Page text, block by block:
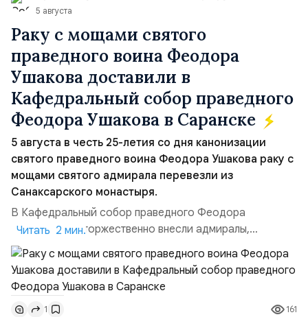
5 августа
Раку с мощами святого
праведного воина Феодора
Ушакова доставили в
Кафедральный собор праведного
Феодора Ушакова в Саранске
5 августа в честь 25-летия со дня канонизации
святого праведного воина Феодора Ушакова раку с
мощами святого адмирала перевезли из
Санаксарского монастыря.
В Кафедральный собор праведного Феодора
Ушакова раку торжественно внесли адмиралы,
участвовавшие в канонизации святого праведного
воина Феодора Ушакова 25 лет назад:Адмирал
Владимир Прокофьевич Валуев, командующий
Балтийским флотом ВМФ России (2001–2006
гг.);Адмирал Владимир Петрович Комоедов,
Читать 2 мин.
1 161